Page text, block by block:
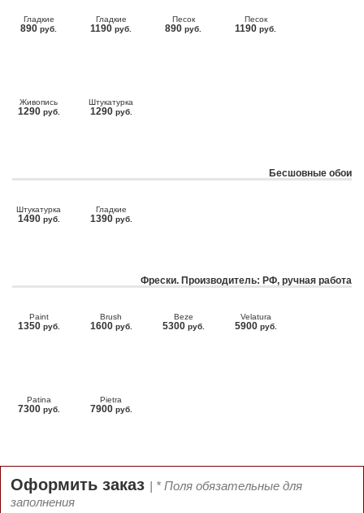
Гладкие
890 руб.
Гладкие
1190 руб.
Песок
890 руб.
Песок
1190 руб.
Живопись
1290 руб.
Штукатурка
1290 руб.
Бесшовные обои
Штукатурка
1490 руб.
Гладкие
1390 руб.
Фрески. Производитель: РФ, ручная работа
Paint
1350 руб.
Brush
1600 руб.
Beze
5300 руб.
Velatura
5900 руб.
Patina
7300 руб.
Pietra
7900 руб.
Оформить заказ | * Поля обязательные для
заполнения